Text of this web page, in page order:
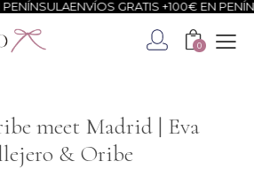
ENVÍOS GRATIS +100€ EN PENÍNSULA
0
meet Madrid | Eva
& Oribe